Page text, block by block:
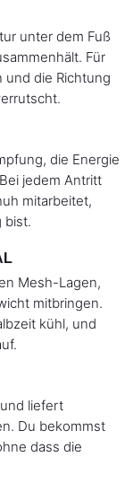
unter dem Fuß
Für
die Richtung
die Energie
jedem Antritt
mitarbeitet,
bist.
Mesh-Lagen,
mitbringen.
kühl, und
liefert
Du bekommst
dass die